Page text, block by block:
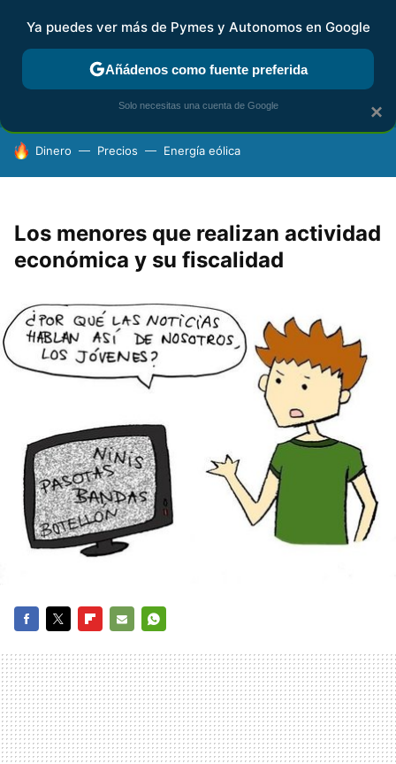
FISCALIDAD Y CONTABILIDAD KIT DIGITAL RENTA
HOY SE HABLA DE
Dinero Precios Energía eólica
Los menores que realizan actividad
económica y su fiscalidad
MAIL
×
Ya puedes ver más de Pymes y Autonomos en Google
Añádenos como fuente preferida
Solo necesitas una cuenta de Google